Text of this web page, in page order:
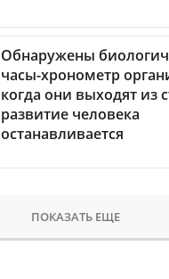
Обнаружены
часы-хронометр
когда они выходят из
развитие человека
останавливается
ПОКАЗАТЬ ЕЩЕ